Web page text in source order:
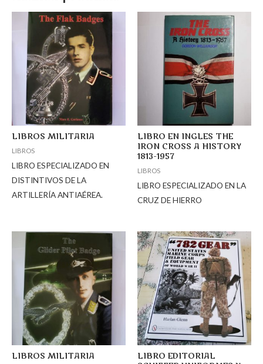
LIBROS MILITARIA
LIBROS
LIBRO ESPECIALIZADO EN
DISTINTIVOS DE LA
ARTILLERÍA ANTIAÉREA.
LIBRO EN INGLES THE
IRON CROSS A HISTORY
1813-1957
LIBROS
LIBRO ESPECIALIZADO EN LA
CRUZ DE HIERRO
LIBROS MILITARIA
LIBRO EDITORIAL